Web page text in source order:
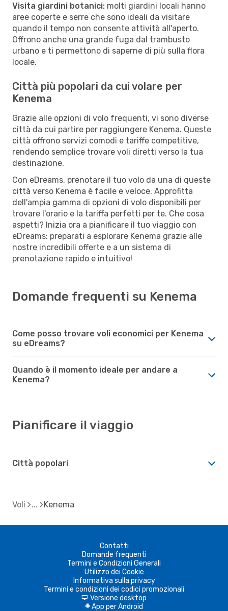
Visita giardini botanici: molti giardini locali hanno
aree coperte e serre che sono ideali da visitare
quando il tempo non consente attività all'aperto.
Offrono anche una grande fuga dal trambusto
urbano e ti permettono di saperne di più sulla flora
locale.
Città più popolari da cui volare per
Kenema
Grazie alle opzioni di volo frequenti, vi sono diverse
città da cui partire per raggiungere Kenema. Queste
città offrono servizi comodi e tariffe competitive,
rendendo semplice trovare voli diretti verso la tua
destinazione.
Con eDreams, prenotare il tuo volo da una di queste
città verso Kenema è facile e veloce. Approfitta
dell'ampia gamma di opzioni di volo disponibili per
trovare l'orario e la tariffa perfetti per te. Che cosa
aspetti? Inizia ora a pianificare il tuo viaggio con
eDreams: preparati a esplorare Kenema grazie alle
nostre incredibili offerte e a un sistema di
prenotazione rapido e intuitivo!
Domande frequenti su Kenema
Come posso trovare voli economici per Kenema
su eDreams?
Quando è il momento ideale per andare a
Kenema?
Pianificare il viaggio
Città popolari
Voli Kenema
Contatti
Domande frequenti
Termini e Condizioni Generali
Utilizzo dei Cookie
Informativa sulla privacy
Termini e condizioni dei codici promozionali
d Versione desktop
A App per Android